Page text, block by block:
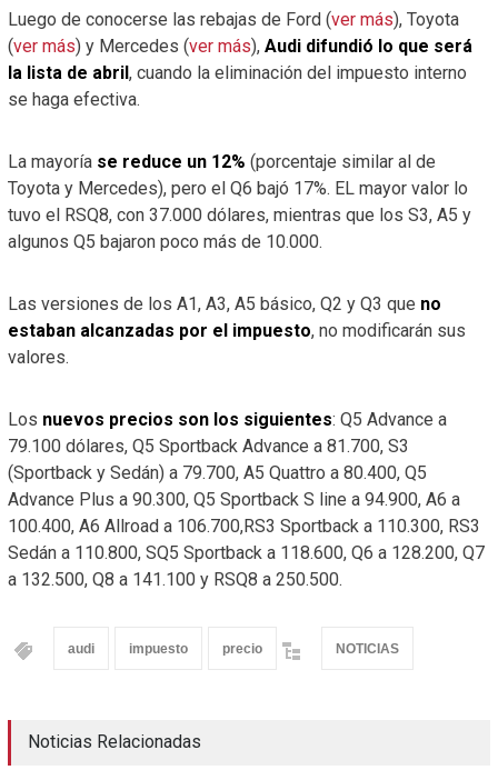
Luego de conocerse las rebajas de Ford (ver más), Toyota
(ver más) y Mercedes (ver más), Audi difundió lo que será
la lista de abril, cuando la eliminación del impuesto interno
se haga efectiva.
La mayoría se reduce un 12% (porcentaje similar al de
Toyota y Mercedes), pero el Q6 bajó 17%. EL mayor valor lo
tuvo el RSQ8, con 37.000 dólares, mientras que los S3, A5 y
algunos Q5 bajaron poco más de 10.000.
Las versiones de los A1, A3, A5 básico, Q2 y Q3 que no
estaban alcanzadas por el impuesto, no modificarán sus
valores.
Los nuevos precios son los siguientes: Q5 Advance a
79.100 dólares, Q5 Sportback Advance a 81.700, S3
(Sportback y Sedán) a 79.700, A5 Quattro a 80.400, Q5
Advance Plus a 90.300, Q5 Sportback S line a 94.900, A6 a
100.400, A6 Allroad a 106.700,RS3 Sportback a 110.300, RS3
Sedán a 110.800, SQ5 Sportback a 118.600, Q6 a 128.200, Q7
a 132.500, Q8 a 141.100 y RSQ8 a 250.500.
audi impuesto precio NOTICIAS
Noticias Relacionadas